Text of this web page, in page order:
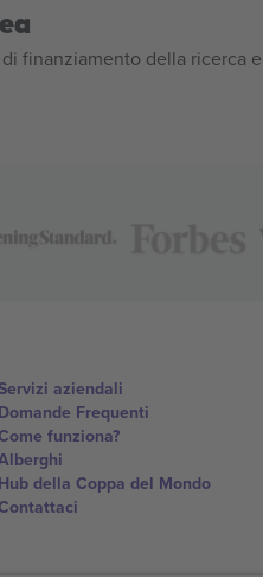
finanziamento della ricerca e
aziendali
Domande Frequenti
funziona?
Hub della Coppa del Mondo